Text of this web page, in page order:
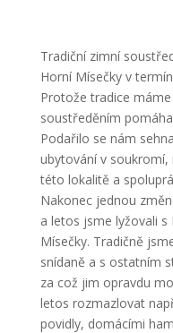
Tradiční zimní
Horní Mísečky v
Protože tradice
soustředěním
Podařilo se nám
ubytování v soukromí,
této lokalitě a
Nakonec jednou
a letos jsme lyžovali
Mísečky. Tradičně
snídaně a s ostatním
za což jim opravdu
letos rozmazlovat
povidly, domácími